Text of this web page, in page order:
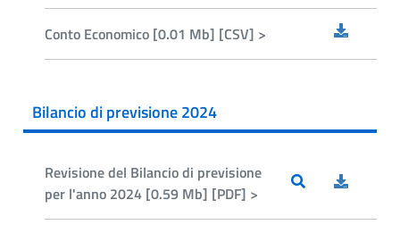
Conto Economico [0.01 Mb] [CSV] >
Bilancio di previsione 2024
Revisione del Bilancio di previsione
per l'anno 2024 [0.59 Mb] [PDF] >